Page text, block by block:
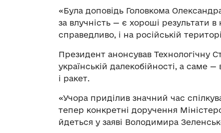
«Була доповідь Головкома
за влучність — є хороші результати
справедливо, і на російській
Президент анонсував Технологічну
українській далекобійності, а саме
і ракет.
«Учора приділив значний час
тепер конкретні доручення
йдеться у заяві Володимира